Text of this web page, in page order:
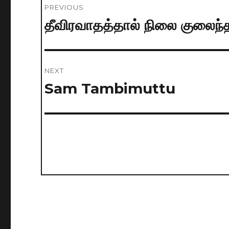
navigation
PREVIOUS
Previous
தீவிரவாதத்தால் நிலை
NEXT
Next
Sam Tambimuttu